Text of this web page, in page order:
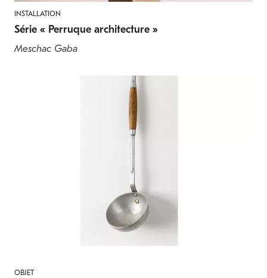
INSTALLATION
Série « Perruque architecture »
Meschac Gaba
OBJET